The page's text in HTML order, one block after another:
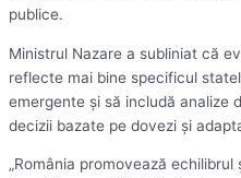
publice.
Ministrul Nazare a subliniat că
reflecte mai bine specificul
emergente şi să includă analize
decizii bazate pe dovezi şi
„România promovează